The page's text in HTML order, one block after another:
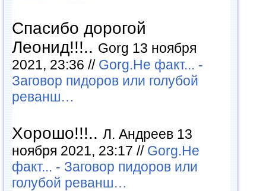
Спасибо дорогой
Леонид!!!.. Gorg 13 ноября
2021, 23:36 // Gorg.Не факт... -
Заговор пидоров или голубой
реванш…
Хорошо!!!.. Л. Андреев 13
ноября 2021, 23:17 // Gorg.Не
факт... - Заговор пидоров или
голубой реванш…